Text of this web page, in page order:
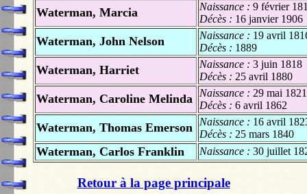
Waterman, Marcia Naissance : 9 février
Décès : 16 janvier 1906
Waterman, John Nelson Naissance : 19 avril
Décès : 1889
Waterman, Harriet Naissance : 3 juin 1818
Décès : 25 avril 1880
Waterman, Caroline Melinda Naissance : 29 mai 1821
Décès : 6 avril 1862
Waterman, Thomas Emerson Naissance : 16 avril
Décès : 25 mars 1840
Waterman, Carlos Franklin Naissance : 30 juillet
Retour à la page principale